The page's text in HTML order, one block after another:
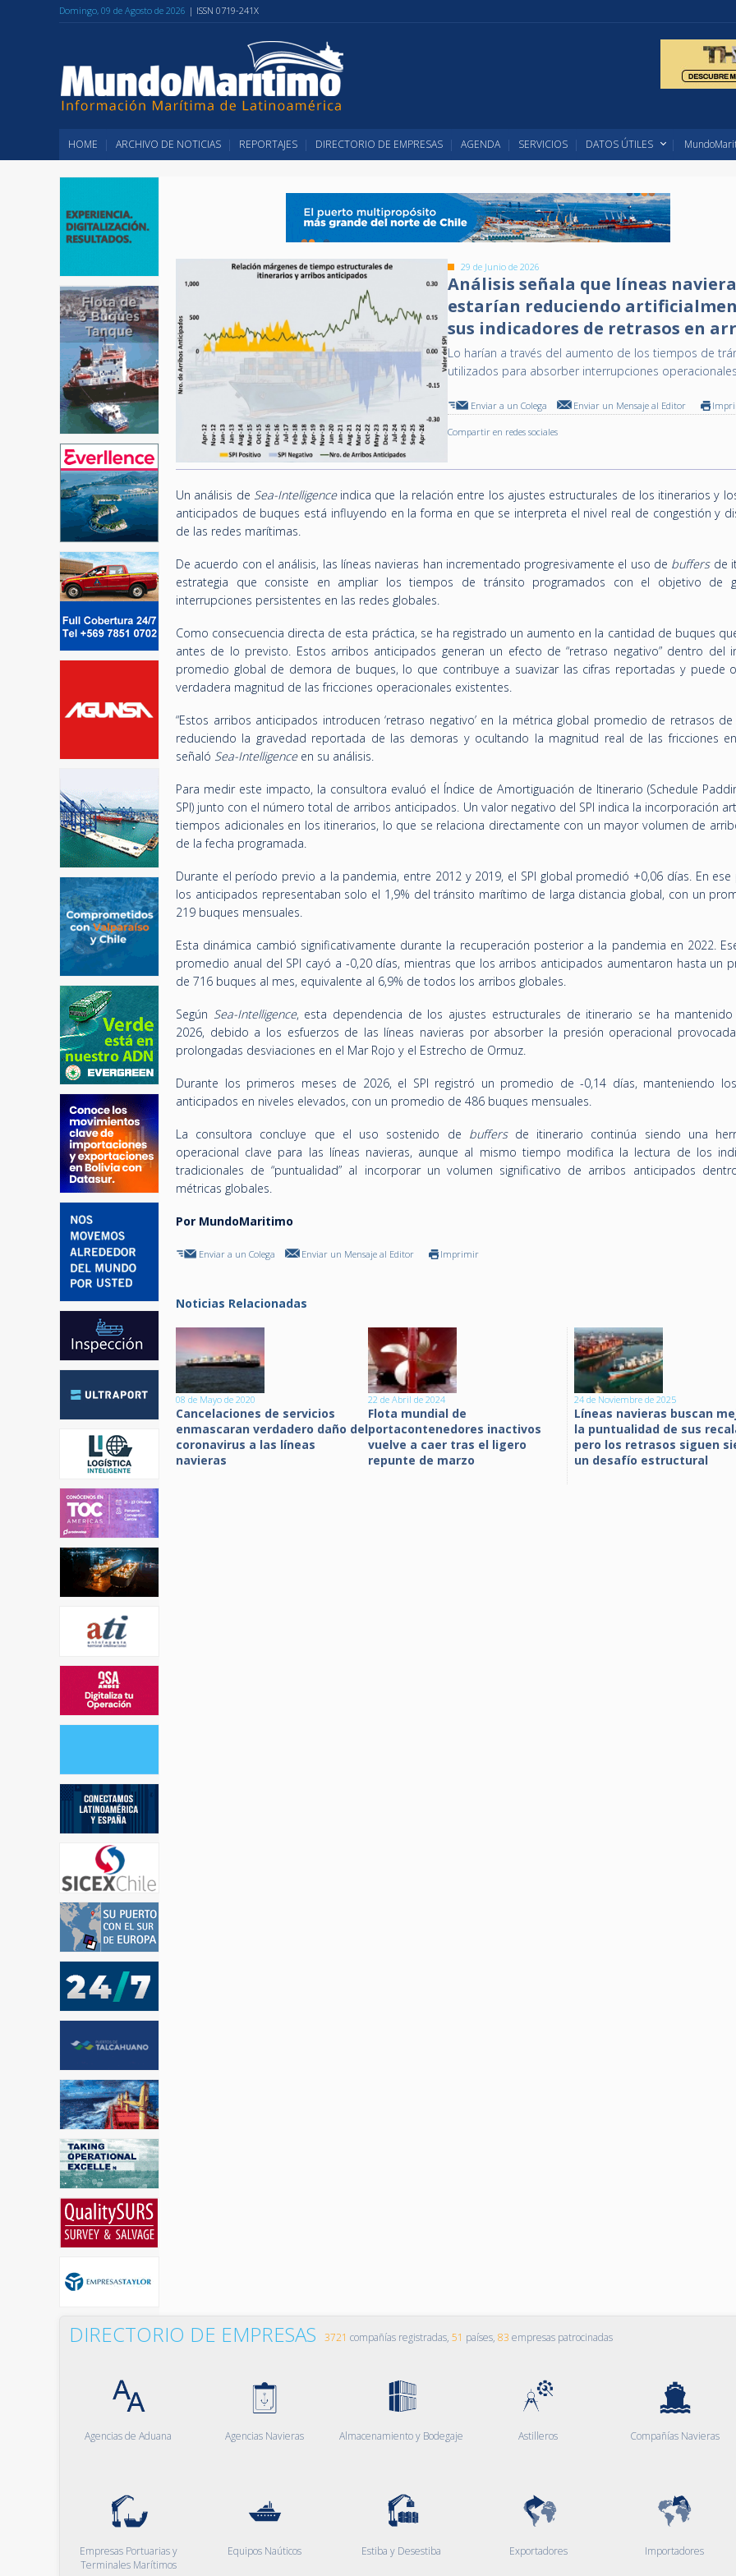
Domingo, 09 de Agosto de 2026 | ISSN 0719-241X
HOME ARCHIVO DE NOTICIAS REPORTAJES DIRECTORIO DE EMPRESAS AGENDA SERVICIOS DATOS ÚTILES
29 de Junio de 2026
Análisis señala que líneas
estarían reduciendo
sus indicadores de retrasos en
Lo harían a través del aumento de los tiempos de
utilizados para absorber interrupciones operacionales
Enviar a un Colega Enviar un Mensaje al Editor
Compartir en redes sociales
Un análisis de Sea-Intelligence indica que la relación entre los ajustes estructurales de los itinerarios y
anticipados de buques está influyendo en la forma en que se interpreta el nivel real de congestión y
de las redes marítimas.
De acuerdo con el análisis, las líneas navieras han incrementado progresivamente el uso de buffersde
estrategia que consiste en ampliar los tiempos de tránsito programados con el objetivo de
interrupciones persistentes en las redes globales.
Como consecuencia directa de esta práctica, se ha registrado un aumento en la cantidad de buques
antes de lo previsto. Estos arribos anticipados generan un efecto de “retraso negativo” dentro del
promedio global de demora de buques, lo que contribuye a suavizar las cifras reportadas y puede
verdadera magnitud de las fricciones operacionales existentes.
“Estos arribos anticipados introducen ‘retraso negativo’ en la métrica global promedio de retrasos de
reduciendo la gravedad reportada de las demoras y ocultando la magnitud real de las fricciones
señaló Sea-Intelligenceen su análisis.
Para medir este impacto, la consultora evaluó el Índice de Amortiguación de Itinerario (Schedule
SPI) junto con el número total de arribos anticipados. Un valor negativo del SPI indica la incorporación
tiempos adicionales en los itinerarios, lo que se relaciona directamente con un mayor volumen de
de la fecha programada.
Durante el período previo a la pandemia, entre 2012 y 2019, el SPI global promedió +0,06 días. En ese
los anticipados representaban solo el 1,9% del tránsito marítimo de larga distancia global, con un
219 buques mensuales.
Esta dinámica cambió significativamente durante la recuperación posterior a la pandemia en 2022.
promedio anual del SPI cayó a -0,20 días, mientras que los arribos anticipados aumentaron hasta un
de 716 buques al mes, equivalente al 6,9% de todos los arribos globales.
Según Sea-Intelligence, esta dependencia de los ajustes estructurales de itinerario se ha mantenido
2026, debido a los esfuerzos de las líneas navieras por absorber la presión operacional
prolongadas desviaciones en el Mar Rojo y el Estrecho de Ormuz.
Durante los primeros meses de 2026, el SPI registró un promedio de -0,14 días, manteniendo
anticipados en niveles elevados, con un promedio de 486 buques mensuales.
La consultora concluye que el uso sostenido de buffersde itinerario continúa siendo una
operacional clave para las líneas navieras, aunque al mismo tiempo modifica la lectura de los
tradicionales de “puntualidad” al incorporar un volumen significativo de arribos anticipados
métricas globales.
Por MundoMaritimo
Enviar a un Colega Enviar un Mensaje al Editor Imprimir
Noticias Relacionadas
08 de Mayo de 2020
Cancelaciones de servicios
enmascaran verdadero daño del
coronavirus a las líneas
navieras
22 de Abril de 2024
Flota mundial de
portacontenedores inactivos
vuelve a caer tras el ligero
repunte de marzo
24 de Noviembre de 2025
Líneas navieras buscan
la puntualidad de sus
pero los retrasos siguen
un desafío estructural
DIRECTORIO DE EMPRESAS 3721 compañías registradas, 51 países, 83 empresas patrocinadas
Agencias de Aduana Agencias Navieras Almacenamiento y Bodegaje Astilleros Compañías Navieras
Empresas Portuarias y
Terminales Marítimos
Equipos Naúticos Estiba y Desestiba Exportadores Importadores